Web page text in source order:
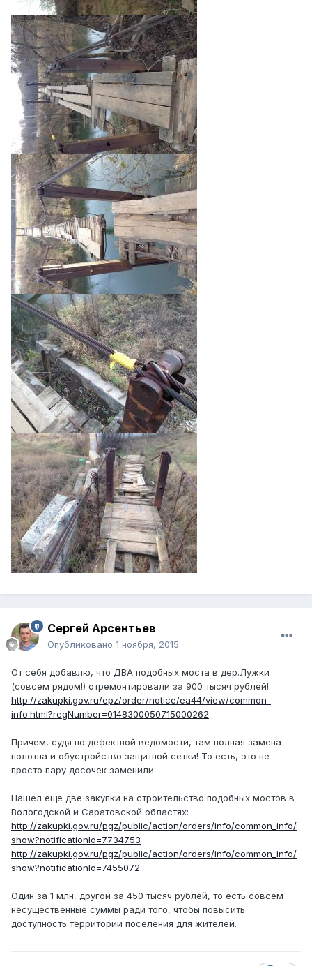
Сергей Арсентьев
Опубликовано 1 ноября, 2015
От себя добавлю, что ДВА подобных моста в дер.Лужки
(совсем рядом!) отремонтировали за 900 тысяч рублей!
http://zakupki.gov.ru/epz/order/notice/ea44/view/common-
info.html?regNumber=0148300050715000262
Причем, судя по дефектной ведомости, там полная замена
полотна и обустройство защитной сетки! То есть, это не
просто пару досочек заменили.
Нашел еще две закупки на строительство подобных мостов в
Вологодской и Саратовской областях:
http://zakupki.gov.ru/pgz/public/action/orders/info/common_info/
show?notificationId=7734753
http://zakupki.gov.ru/pgz/public/action/orders/info/common_info/
show?notificationId=7455072
Один за 1 млн, другой за 450 тысяч рублей, то есть совсем
несущественные суммы ради того, чтобы повысить
доступность территории поселения для жителей.